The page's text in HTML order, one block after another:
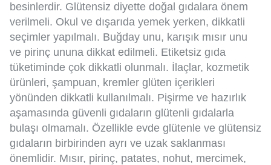
besinlerdir. Glütensiz diyette doğal gıdalara önem
verilmeli. Okul ve dışarıda yemek yerken, dikkatli
seçimler yapılmalı. Buğday unu, karışık mısır unu
ve pirinç ununa dikkat edilmeli. Etiketsiz gıda
tüketiminde çok dikkatli olunmalı. İlaçlar, kozmetik
ürünleri, şampuan, kremler glüten içerikleri
yönünden dikkatli kullanılmalı. Pişirme ve hazırlık
aşamasında güvenli gıdaların glütenli gıdalarla
bulaşı olmamalı. Özellikle evde glütenle ve glütensiz
gıdaların birbirinden ayrı ve uzak saklanması
önemlidir. Mısır, pirinç, patates, nohut, mercimek,